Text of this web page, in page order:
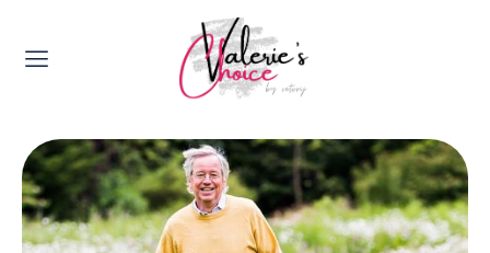
Valerie's Topics
Travel & Culture
Food & Drinks
Happyness & Opmerkelijk
Lifestyle, Sport & Duurzaamheid